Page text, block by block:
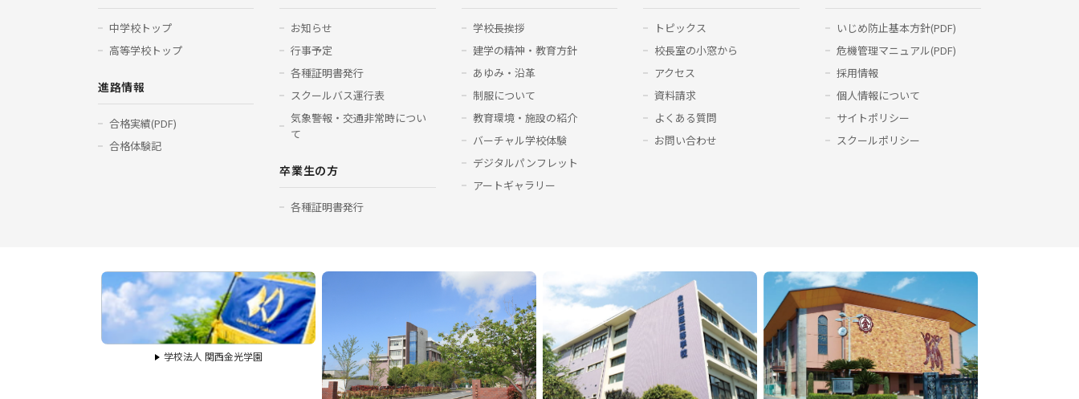
中学校トップ
高等学校トップ
進路情報
合格実績(PDF)
合格体験記
お知らせ
行事予定
各種証明書発行
スクールバス運行表
気象警報・交通非常時につい
て
卒業生の方
各種証明書発行
学校長挨拶
建学の精神・教育方針
あゆみ・沿革
制服について
教育環境・施設の紹介
バーチャル学校体験
デジタルパンフレット
アートギャラリー
トピックス
校長室の小窓から
アクセス
資料請求
よくある質問
お問い合わせ
いじめ防止基本方針(PDF)
危機管理マニュアル(PDF)
採用情報
個人情報について
サイトポリシー
スクールポリシー
学校法人 関西金光学園